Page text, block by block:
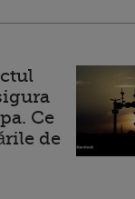
Ce
de